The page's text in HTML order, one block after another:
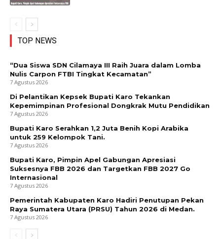
TOP NEWS
“Dua Siswa SDN Cilamaya III Raih Juara dalam Lomba
Nulis Carpon FTBI Tingkat Kecamatan”
7 Agustus 2026
Di Pelantikan Kepsek Bupati Karo Tekankan
Kepemimpinan Profesional Dongkrak Mutu Pendidikan
7 Agustus 2026
Bupati Karo Serahkan 1,2 Juta Benih Kopi Arabika
untuk 259 Kelompok Tani.
7 Agustus 2026
Bupati Karo, Pimpin Apel Gabungan Apresiasi
Suksesnya FBB 2026 dan Targetkan FBB 2027 Go
Internasional
7 Agustus 2026
Pemerintah Kabupaten Karo Hadiri Penutupan Pekan
Raya Sumatera Utara (PRSU) Tahun 2026 di Medan.
7 Agustus 2026